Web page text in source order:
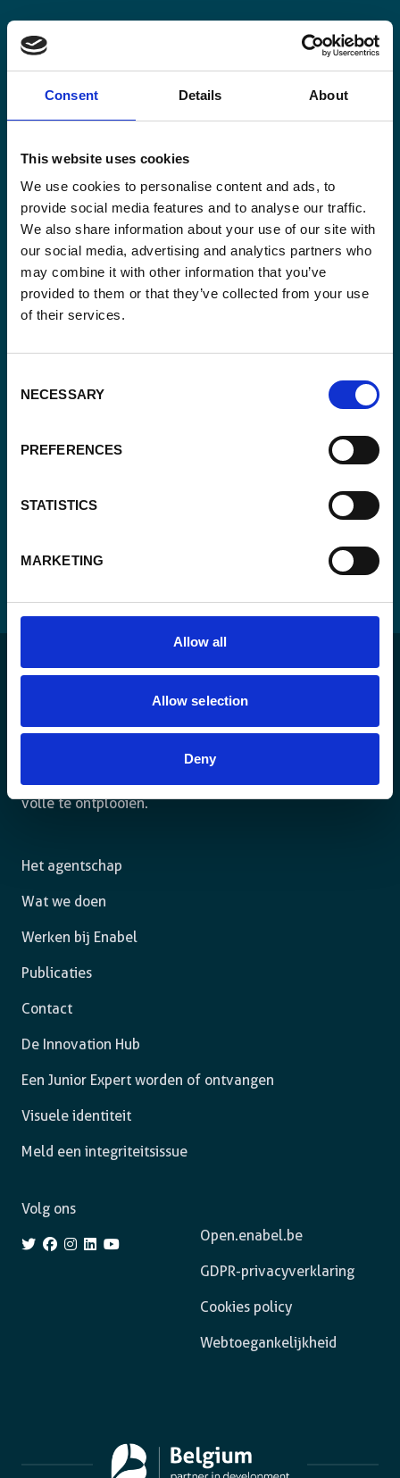
Consent Details About
This website uses cookies
We use cookies to personalise content and ads, to
provide social media features and to analyse our traffic.
We also share information about your use of our site with
our social media, advertising and analytics partners who
may combine it with other information that you’ve
provided to them or that they’ve collected from your use
of their services.
Selection
NECESSARY
PREFERENCES
STATISTICS
MARKETING
Allow all
Allow selection
Deny
Blijf op de hoogte
Blijf op de hoogte van onze activiteiten en
Belgisch perspectief.
Email
(Vereist)
schrijf
(Vereist)
Ja, ik schrijf me in.(Vereist)
CAPTCHA
Voor een duurzame wereld waar mensen in een
rechtsstaat leven en de vrijheid hebben om zich ten
volle te ontplooien.
Het agentschap
Wat we doen
Werken bij Enabel
Publicaties
Contact
De Innovation Hub
Een Junior Expert worden of ontvangen
Visuele identiteit
Meld een integriteitsissue
Open.enabel.be
GDPR-privacyverklaring
Cookies policy
Webtoegankelijkheid
Volg ons